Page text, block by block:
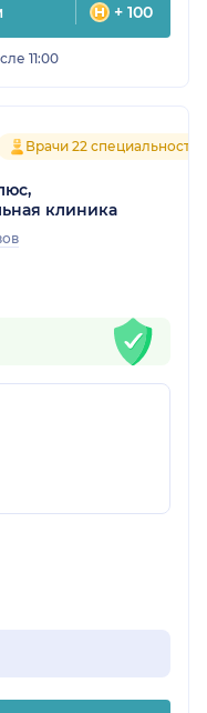
+ 100
11:00
Врачи 22 специальностей
клиника